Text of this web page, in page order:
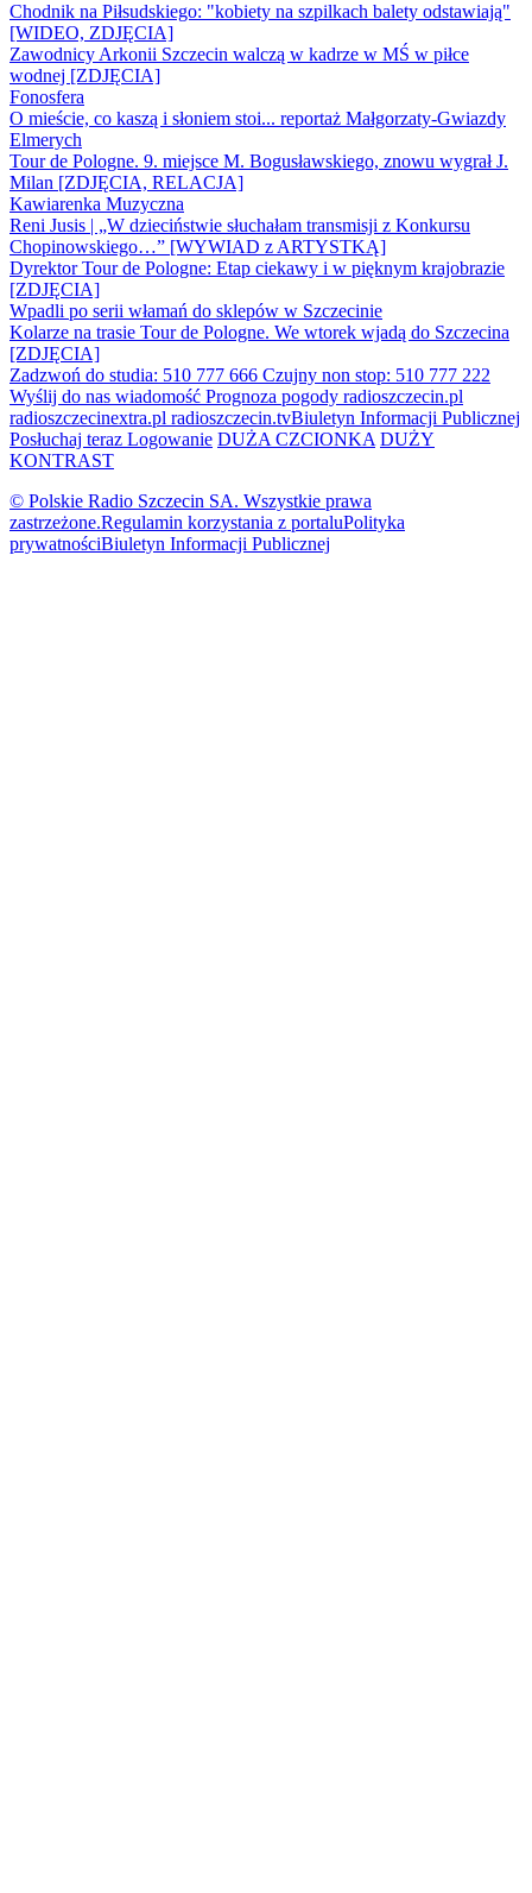
Chodnik na Piłsudskiego: "kobiety na szpilkach balety odstawiają"
[WIDEO, ZDJĘCIA]
Zawodnicy Arkonii Szczecin walczą w kadrze w MŚ w piłce
wodnej [ZDJĘCIA]
Fonosfera
O mieście, co kaszą i słoniem stoi... reportaż Małgorzaty-Gwiazdy
Elmerych
Tour de Pologne. 9. miejsce M. Bogusławskiego, znowu wygrał J.
Milan [ZDJĘCIA, RELACJA]
Kawiarenka Muzyczna
Reni Jusis | „W dzieciństwie słuchałam transmisji z Konkursu
Chopinowskiego…” [WYWIAD z ARTYSTKĄ]
Dyrektor Tour de Pologne: Etap ciekawy i w pięknym krajobrazie
[ZDJĘCIA]
Wpadli po serii włamań do sklepów w Szczecinie
Kolarze na trasie Tour de Pologne. We wtorek wjadą do Szczecina
[ZDJĘCIA]
Zadzwoń do studia: 510 777 666 Czujny non stop: 510 777 222
Wyślij do nas wiadomość Prognoza pogody radioszczecin.pl
radioszczecinextra.pl radioszczecin.tvBiuletyn Informacji Publicznej
Posłuchaj teraz Logowanie DUŻA CZCIONKA DUŻY
KONTRAST
© Polskie Radio Szczecin SA. Wszystkie prawa
zastrzeżone.Regulamin korzystania z portaluPolityka
prywatnościBiuletyn Informacji Publicznej